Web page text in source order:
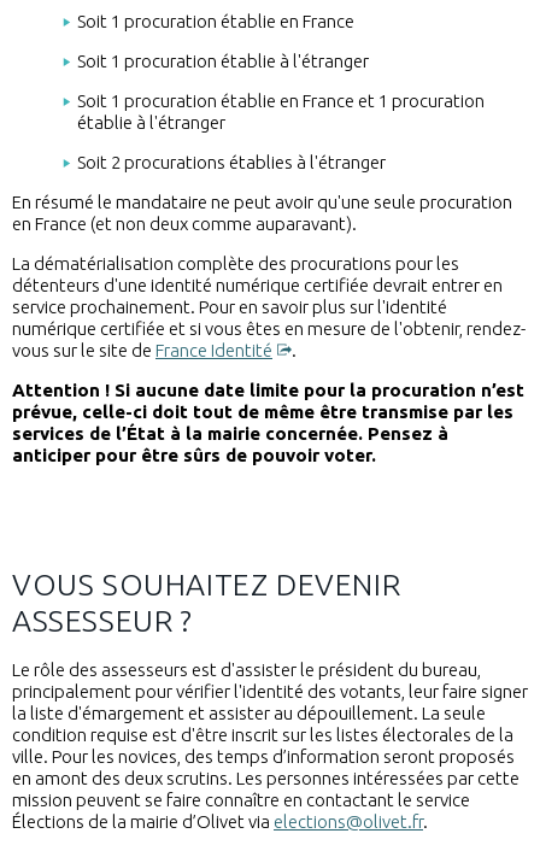
Soit 1 procuration établie en France
Soit 1 procuration établie à l'étranger
Soit 1 procuration établie en France et 1 procuration
établie à l'étranger
Soit 2 procurations établies à l'étranger
En résumé le mandataire ne peut avoir qu'une seule procuration
en France (et non deux comme auparavant).
La dématérialisation complète des procurations pour les
détenteurs d'une identité numérique certifiée devrait entrer en
service prochainement. Pour en savoir plus sur l'identité
numérique certifiée et si vous êtes en mesure de l'obtenir, rendez-
vous sur le site de France Identité
.
Attention ! Si aucune date limite pour la procuration n’est
prévue, celle-ci doit tout de même être transmise par les
services de l’État à la mairie concernée. Pensez à
anticiper pour être sûrs de pouvoir voter.
VOUS SOUHAITEZ DEVENIR
ASSESSEUR ?
Le rôle des assesseurs est d'assister le président du bureau,
principalement pour vérifier l'identité des votants, leur faire signer
la liste d'émargement et assister au dépouillement. La seule
condition requise est d'être inscrit sur les listes électorales de la
ville. Pour les novices, des temps d’information seront proposés
en amont des deux scrutins. Les personnes intéressées par cette
mission peuvent se faire connaître en contactant le service
Élections de la mairie d’Olivet via elections@olivet.fr.